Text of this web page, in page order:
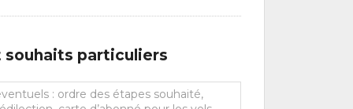
particuliers